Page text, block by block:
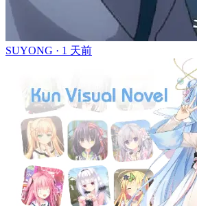
SUYONG · 1 天前